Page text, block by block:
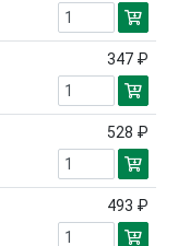
347 ₽
528 ₽
493 ₽